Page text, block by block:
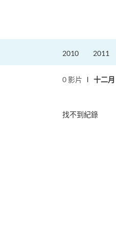
2010 2011
0 影片 十二月
找不到紀錄